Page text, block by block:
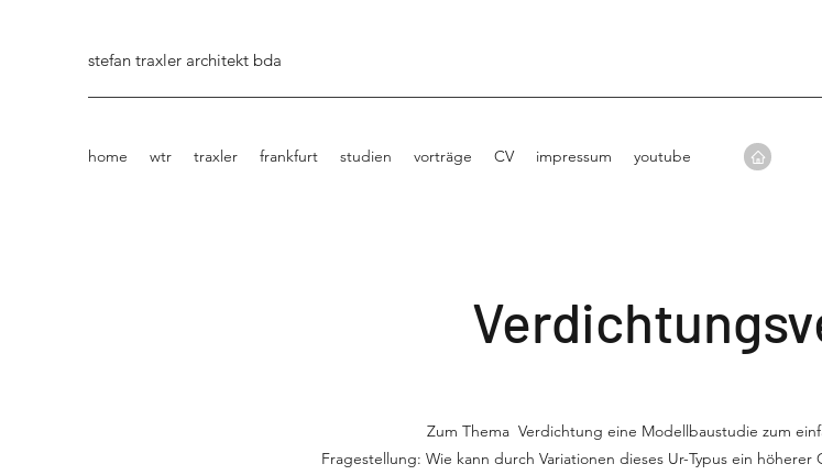
stefan traxler architekt bda
home wtr traxler frankfurt studien vorträge CV impressum youtube
Zum Thema Verdichtung eine Modellbaustudie zum
Fragestellung: Wie kann durch Variationen dieses Ur-Typus ein